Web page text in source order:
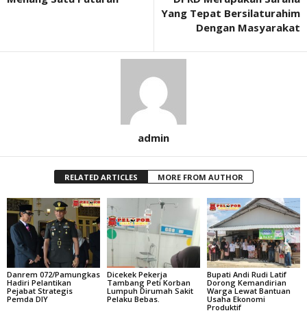
Yang Tepat Bersilaturahim
Dengan Masyarakat
admin
RELATED ARTICLES MORE FROM AUTHOR
Danrem 072/Pamungkas
Hadiri Pelantikan
Pejabat Strategis
Pemda DIY
Dicekek Pekerja
Tambang Peti Korban
Lumpuh Dirumah Sakit
Pelaku Bebas.
Bupati Andi Rudi Latif
Dorong Kemandirian
Warga Lewat Bantuan
Usaha Ekonomi
Produktif